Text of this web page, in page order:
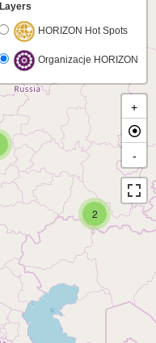
2
Layers
HORIZON Hot Spots
Organizacje HORIZON
+
-